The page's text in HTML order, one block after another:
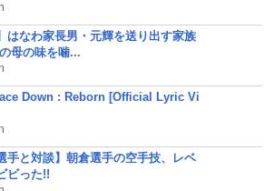
はなわ家長男・元輝を送り出す家族
母の味を噛...
Down : Reborn [Official Lyric Vi
手と対談】朝倉選手の空手技、レベ
ビった!!